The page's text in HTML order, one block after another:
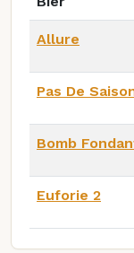
Allure
Pas De
Bomb
Euforie 2